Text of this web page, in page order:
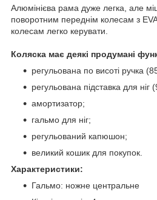
Алюмінієва рама дуже легка, але
поворотним переднім колесам з
колесам легко керувати.
Коляска має деякі продумані
регульована по висоті ручка
регульована підставка для ніг
амортизатор;
гальмо для ніг;
регульований капюшон;
великий кошик для покупок.
Характеристики:
Гальмо: ножне центральне